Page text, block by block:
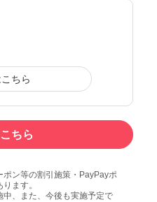
ちら
ちら
ン等の割引施策・PayPayポ
ます。
、また、今後も実施予定で